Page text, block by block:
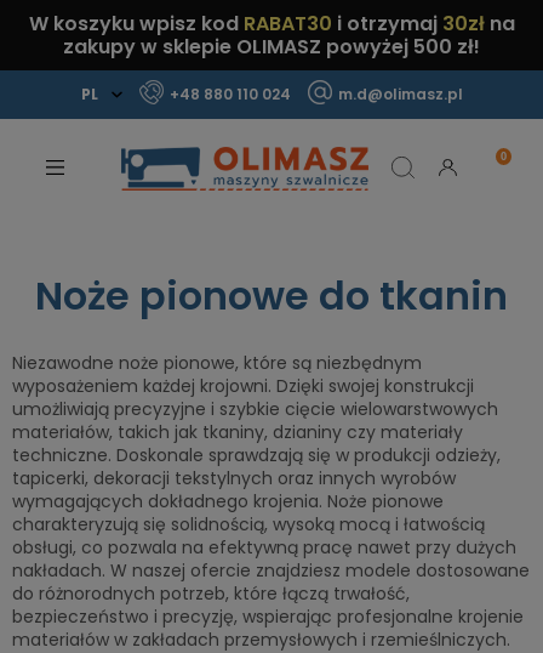
W koszyku wpisz kod RABAT30 i otrzymaj 30złna
zakupy w sklepie OLIMASZ powyżej 500 zł!
+48 880 110 024 m.d@olimasz.pl
Sprawdź!
Noże pionowe do tkanin
Niezawodne noże pionowe, które są niezbędnym
wyposażeniem każdej krojowni. Dzięki swojej konstrukcji
umożliwiają precyzyjne i szybkie cięcie wielowarstwowych
materiałów, takich jak tkaniny, dzianiny czy materiały
techniczne. Doskonale sprawdzają się w produkcji odzieży,
tapicerki, dekoracji tekstylnych oraz innych wyrobów
wymagających dokładnego krojenia. Noże pionowe
charakteryzują się solidnością, wysoką mocą i łatwością
obsługi, co pozwala na efektywną pracę nawet przy dużych
nakładach. W naszej ofercie znajdziesz modele dostosowane
do różnorodnych potrzeb, które łączą trwałość,
bezpieczeństwo i precyzję, wspierając profesjonalne krojenie
materiałów w zakładach przemysłowych i rzemieślniczych.